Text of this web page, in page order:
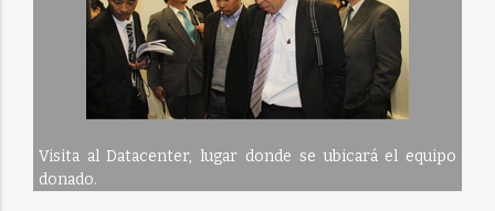
Visita al Datacenter, lugar donde se ubicará el equipo
donado.